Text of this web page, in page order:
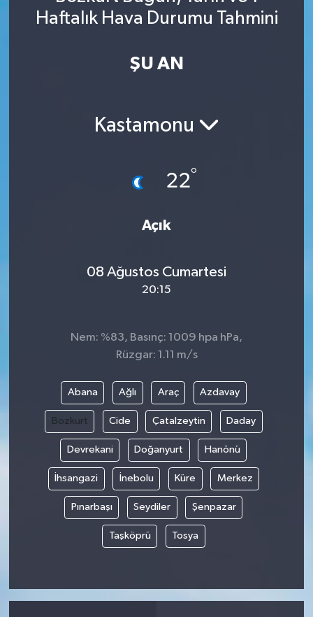
Haftalık Hava Durumu Tahmini
ŞU AN
Kastamonu
22°
Açık
08 Ağustos Cumartesi
20:15
Nem: %83, Basınç: 1009 hpa hPa,
Rüzgar: 1.11 m/s
Abana Ağlı Araç Azdavay
Bozkurt Cide Çatalzeytin Daday
Devrekani Doğanyurt Hanönü
İhsangazi İnebolu Küre Merkez
Pınarbaşı Seydiler Şenpazar
Taşköprü Tosya
Spor